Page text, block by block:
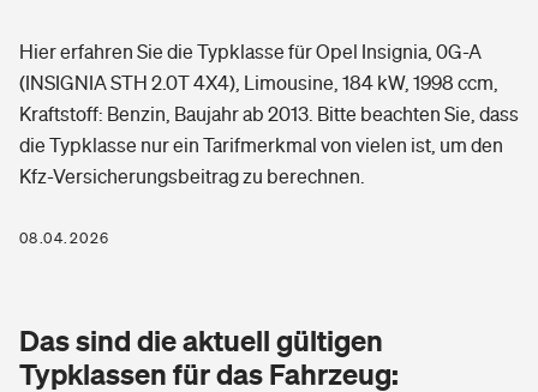
Arbeitsrechtsschutz
Berufshaftpflichtversicherung
Rentenrechner: Wie viel Geld bekomme ich im Alter?
Hausratversicherung
Elementarversicherung
Photovoltaik
Wärmepumpen versichern
Vermieterrrechtsschutz
Pri­vate Haft­pflicht­
Rechts­schutz­ver­si­che­rung
Kinderunfall­ver­si­che­rung
Gesundheit
Private Krankenversicherung
Tierkrankenversicherung
Hier erfahren Sie die Typklasse für Opel Insignia, 0G-A
(INSIGNIA STH 2.0T 4X4), Limousine, 184 kW, 1998 ccm,
Kraftstoff: Benzin, Baujahr ab 2013. Bitte beachten Sie, dass
die Typklasse nur ein Tarifmerkmal von vielen ist, um den
Kfz-Versicherungsbeitrag zu berechnen.
08.04.2026
Das sind die aktuell gültigen
Typklassen für das Fahrzeug: